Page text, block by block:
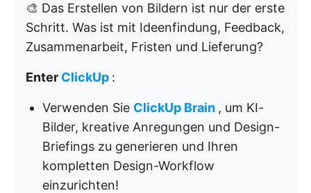
🎨 Das Erstellen von Bildern ist nur der erste
Schritt. Was ist mit Ideenfindung, Feedback,
Zusammenarbeit, Fristen und Lieferung?
Enter ClickUp :
Verwenden Sie ClickUp Brain , um KI-
Bilder, kreative Anregungen und Design-
Briefings zu generieren und Ihren
kompletten Design-Workflow
einzurichten!